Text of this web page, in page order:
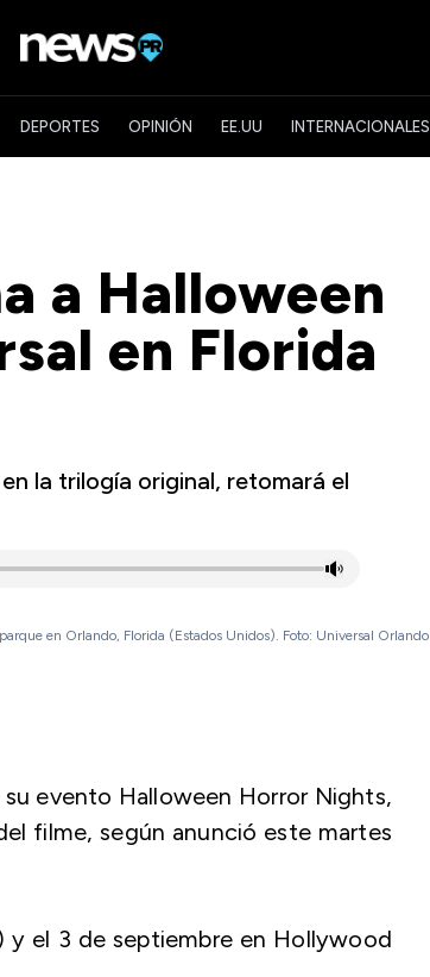
DEPORTES OPINIÓN EE.UU INTERNACIONALES
a Halloween
en Florida
la trilogía original, retomará el
en Orlando, Florida (Estados Unidos). Foto: Universal Orlando
su evento Halloween Horror Nights,
filme, según anunció este martes
y el 3 de septiembre en Hollywood